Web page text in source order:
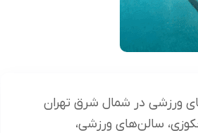
ورزشی در شمال شرق تهران
سالن‌های ورزشی،